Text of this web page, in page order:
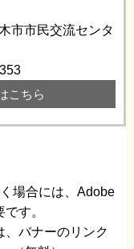
市市民交流センタ
こちら
場合には、Adobe
す。
バナーのリンク